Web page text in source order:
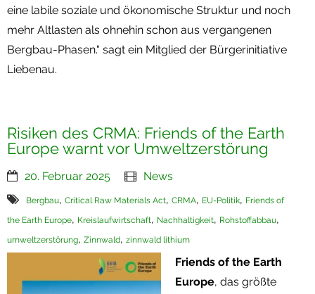
eine labile soziale und ökonomische Struktur und noch
mehr Altlasten als ohnehin schon aus vergangenen
Bergbau-Phasen.“ sagt ein Mitglied der Bürgerinitiative
Liebenau.
Risiken des CRMA: Friends of the Earth
Europe warnt vor Umweltzerstörung
20. Februar 2025 News
Bergbau, Critical Raw Materials Act, CRMA, EU-Politik, Friends of
the Earth Europe, Kreislaufwirtschaft, Nachhaltigkeit, Rohstoffabbau,
umweltzerstörung, Zinnwald, zinnwald lithium
Friends of the Earth
Europe, das größte